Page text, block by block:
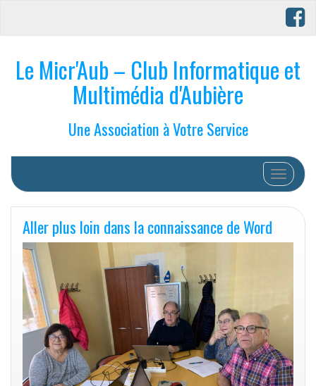
Le Micr'Aub – Club Informatique et
Multimédia d'Aubière
Une Association à Votre Service
Afficher/
Aller plus loin dans la connaissance de Word